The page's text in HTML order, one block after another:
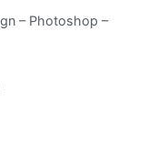
– Photoshop –